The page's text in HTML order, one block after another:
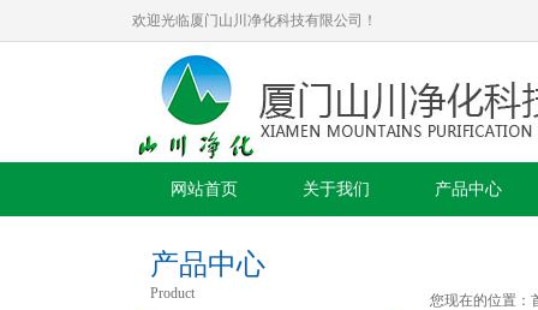
欢迎光临厦门山川净化科技有限公司！
网站首页 关于我们 产品中心
产品中心
Product 您现在的位置：